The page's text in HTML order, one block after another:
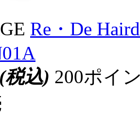
Re・De
(税込) 200ポイ